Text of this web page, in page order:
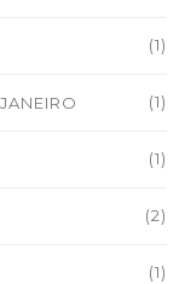
(1)
(1)
(1)
(2)
(1)